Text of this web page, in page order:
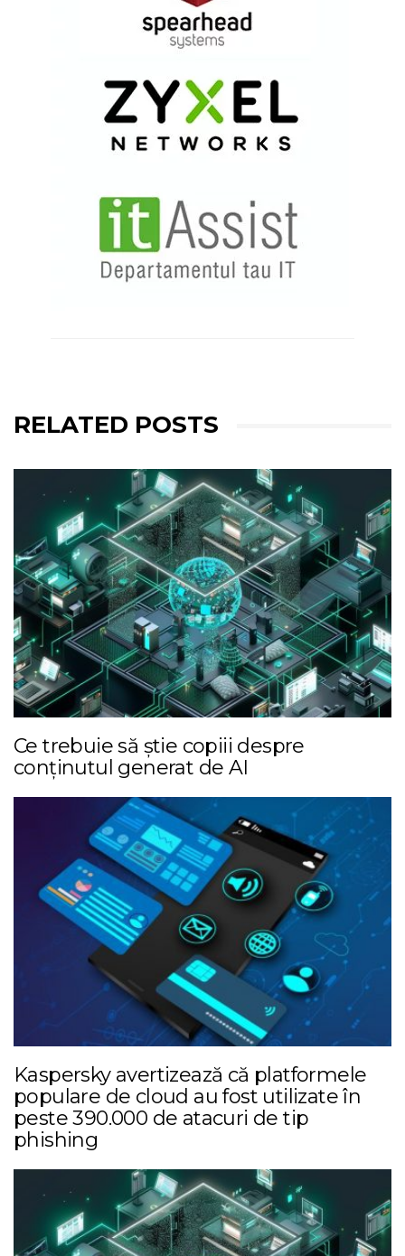
RELATED POSTS
Ce trebuie să știe copiii despre
conținutul generat de AI
Kaspersky avertizează că platformele
populare de cloud au fost utilizate în
peste 390.000 de atacuri de tip
phishing